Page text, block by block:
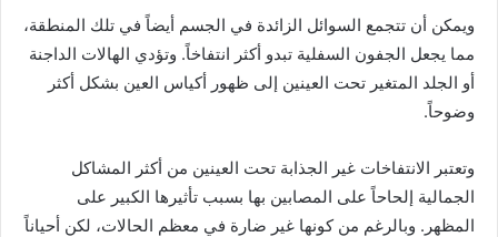
ويمكن أن تتجمع السوائل الزائدة في الجسم أيضاً في تلك المنطقة،
مما يجعل الجفون السفلية تبدو أكثر انتفاخاً. وتؤدي الهالات الداجنة
أو الجلد المتغير تحت العينين إلى ظهور أكياس العين بشكل أكثر
وضوحاً.
وتعتبر الانتفاخات غير الجذابة تحت العينين من أكثر المشاكل
الجمالية إلحاحاً على المصابين بها بسبب تأثيرها الكبير على
المظهر. وبالرغم من كونها غير ضارة في معظم الحالات، لكن أحياناً